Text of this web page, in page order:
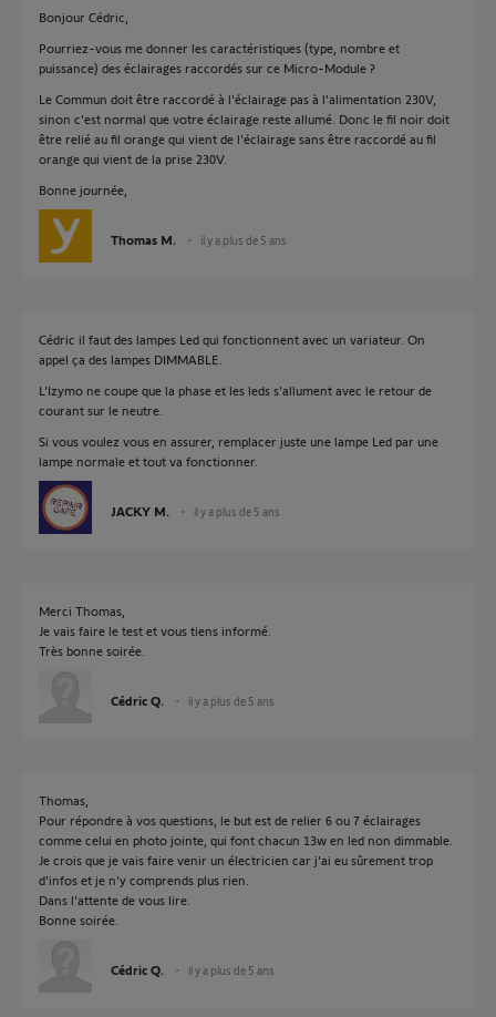
Bonjour Cédric,
Pourriez-vous me donner les caractéristiques (type, nombre et
puissance) des éclairages raccordés sur ce Micro-Module ?
Le Commun doit être raccordé à l'éclairage pas à l'alimentation 230V,
sinon c'est normal que votre éclairage reste allumé. Donc le fil noir doit
être relié au fil orange qui vient de l'éclairage sans être raccordé au fil
orange qui vient de la prise 230V.
Bonne journée,
Thomas M. il y a plus de 5 ans
Cédric il faut des lampes Led qui fonctionnent avec un variateur. On
appel ça des lampes DIMMABLE.
L'Izymo ne coupe que la phase et les leds s'allument avec le retour de
courant sur le neutre.
Si vous voulez vous en assurer, remplacer juste une lampe Led par une
lampe normale et tout va fonctionner.
JACKY M. il y a plus de 5 ans
Merci Thomas,
Je vais faire le test et vous tiens informé.
Très bonne soirée.
Cédric Q. il y a plus de 5 ans
Thomas,
Pour répondre à vos questions, le but est de relier 6 ou 7 éclairages
comme celui en photo jointe, qui font chacun 13w en led non dimmable.
Je crois que je vais faire venir un électricien car j'ai eu sûrement trop
d'infos et je n'y comprends plus rien.
Dans l'attente de vous lire.
Bonne soirée.
Cédric Q. il y a plus de 5 ans